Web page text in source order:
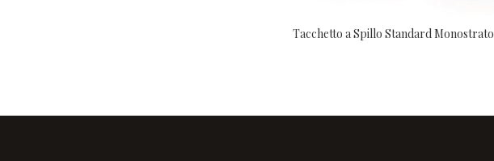
Tacchetto a Spillo Standard Monostrato